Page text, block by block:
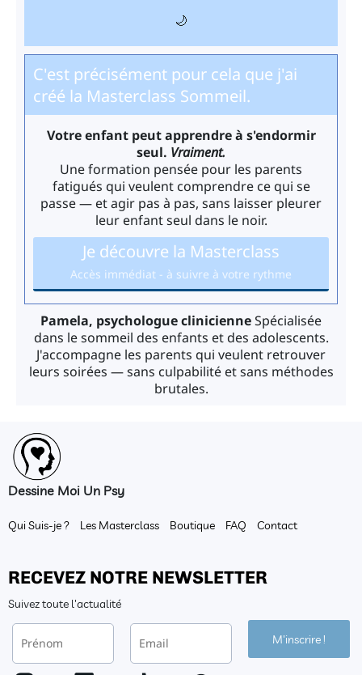
🌙
C'est précisément pour cela que j'ai
créé la Masterclass Sommeil.
Votre enfant peut apprendre à s'endormir
seul. Vraiment.
Une formation pensée pour les parents
fatigués qui veulent comprendre ce qui se
passe — et agir pas à pas, sans laisser pleurer
leur enfant seul dans le noir.
Je découvre la Masterclass
Accès immédiat - à suivre à votre rythme
Pamela, psychologue clinicienneSpécialisée
dans le sommeil des enfants et des adolescents.
J'accompagne les parents qui veulent retrouver
leurs soirées — sans culpabilité et sans méthodes
brutales.
Dessine Moi Un Psy
Qui Suis-je ? Les Masterclass Boutique FAQ Contact
RECEVEZ NOTRE NEWSLETTER
Suivez toute l'actualité
M'inscrire !